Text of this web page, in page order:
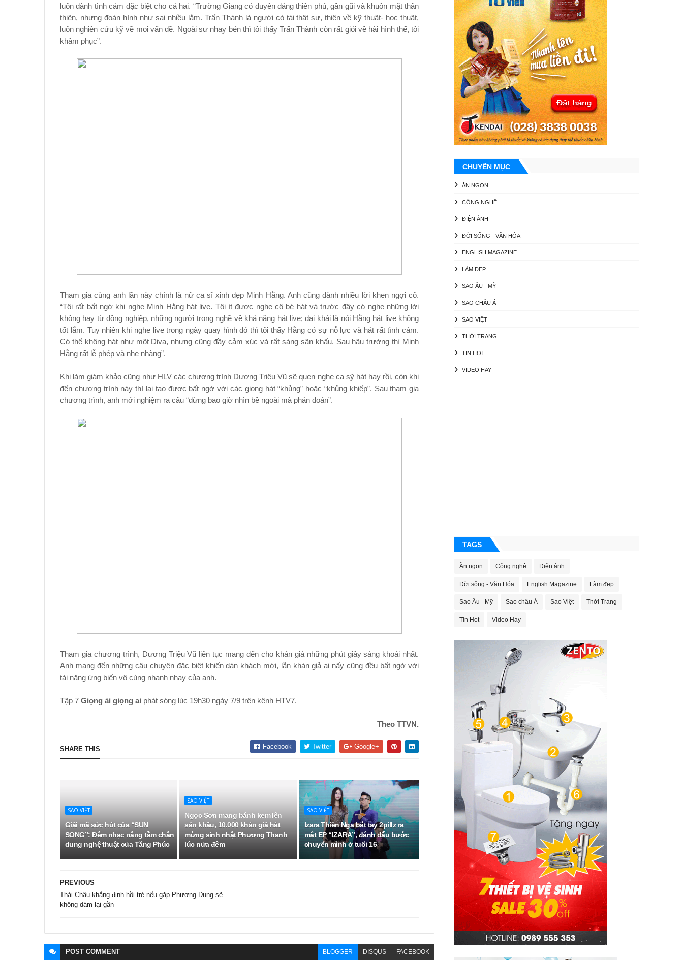
luôn dành tình cảm đặc biệt cho cả hai. “Trường Giang có duyên dáng thiên phú, gần gũi và khuôn mặt thân
thiện, nhưng đoán hình như sai nhiều lắm. Trấn Thành là người có tài thật sự, thiên về kỹ thuật- học thuật,
luôn nghiên cứu kỹ về mọi vấn đề. Ngoài sự nhạy bén thì tôi thấy Trấn Thành còn rất giỏi về hài hình thể, tôi
khâm phục”.
Tham gia cùng anh lần này chính là nữ ca sĩ xinh đẹp Minh Hằng. Anh cũng dành nhiều lời khen ngợi cô.
“Tôi rất bất ngờ khi nghe Minh Hằng hát live. Tôi ít được nghe cô bé hát và trước đây có nghe những lời
không hay từ đồng nghiệp, những người trong nghề về khả năng hát live; đại khái là nói Hằng hát live không
tốt lắm. Tuy nhiên khi nghe live trong ngày quay hình đó thì tôi thấy Hằng có sự nỗ lực và hát rất tình cảm.
Có thể không hát như một Diva, nhưng cũng đầy cảm xúc và rất sáng sân khấu. Sau hậu trường thì Minh
Hằng rất lễ phép và nhẹ nhàng”.
Khi làm giám khảo cũng như HLV các chương trình Dương Triệu Vũ sẽ quen nghe ca sỹ hát hay rồi, còn khi
đến chương trình này thì lại tạo được bất ngờ với các giọng hát “khủng” hoặc “khủng khiếp”. Sau tham gia
chương trình, anh mới nghiệm ra câu “đừng bao giờ nhìn bề ngoài mà phán đoán”.
Tham gia chương trình, Dương Triệu Vũ liên tục mang đến cho khán giả những phút giây sảng khoái nhất.
Anh mang đến những câu chuyện đặc biệt khiến dàn khách mời, lẫn khán giả ai nấy cũng đều bất ngờ với
tài năng ứng biến vô cùng nhanh nhạy của anh.
Tập 7 Giọng ải giọng ai phát sóng lúc 19h30 ngày 7/9 trên kênh HTV7.
Theo TTVN.
SHARE THIS Facebook Twitter Google+
SAO VIỆT
Giải mã sức hút của “SUN
SONG”: Đêm nhạc nâng tầm chân
dung nghệ thuật của Tăng Phúc
SAO VIỆT
Ngọc Sơn mang bánh kem lên
sân khấu, 10.000 khán giả hát
mừng sinh nhật Phương Thanh
lúc nửa đêm
SAO VIỆT
Izara Thiên Nga bắt tay 2pillz ra
mắt EP “IZARA”, đánh dấu bước
chuyển mình ở tuổi 16
PREVIOUS
Thái Châu khẳng định hồi trẻ nếu gặp Phương Dung sẽ
không dám lại gần
POST COMMENT BLOGGER DISQUS FACEBOOK
CHUYÊN MỤC
ĂN NGON
CÔNG NGHỆ
ĐIỆN ẢNH
ĐỜI SỐNG - VĂN HÓA
ENGLISH MAGAZINE
LÀM ĐẸP
SAO ÂU - MỸ
SAO CHÂU Á
SAO VIỆT
THỜI TRANG
TIN HOT
VIDEO HAY
TAGS
Ăn ngon Công nghệ Điện ảnh
Đời sống - Văn Hóa English Magazine Làm đẹp
Sao Âu - Mỹ Sao châu Á Sao Việt Thời Trang
Tin Hot Video Hay